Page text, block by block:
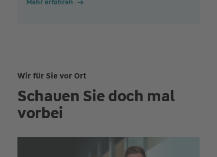
Wir für Sie vor Ort
Schauen Sie doch mal
vorbei